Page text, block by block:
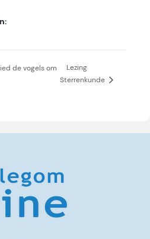
de vogels om
Lezing
Sterrenkunde